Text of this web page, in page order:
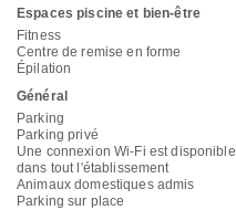
Espaces piscine et bien-être
Fitness
Centre de remise en forme
Épilation
Général
Parking
Parking privé
Une connexion Wi-Fi est disponible
dans tout l'établissement
Animaux domestiques admis
Parking sur place